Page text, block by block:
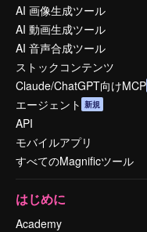
AI 画像生成ツール
AI 動画生成ツール
AI 音声合成ツール
ストックコンテンツ
Claude/ChatGPT向けMCP
エージェント 新規
API
モバイルアプリ
すべてのMagnificツール
はじめに
Academy